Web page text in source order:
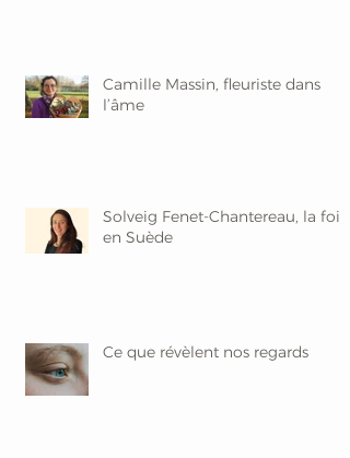
Camille Massin, fleuriste dans
l’âme
Solveig Fenet-Chantereau, la foi
en Suède
Ce que révèlent nos regards